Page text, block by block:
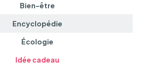
Bien-être
Encyclopédie
Écologie
Idée cadeau